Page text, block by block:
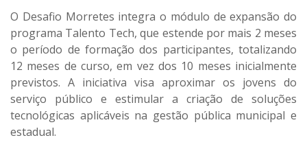
O Desafio Morretes integra o módulo de expansão do
programa Talento Tech, que estende por mais 2 meses
o período de formação dos participantes, totalizando
12 meses de curso, em vez dos 10 meses inicialmente
previstos. A iniciativa visa aproximar os jovens do
serviço público e estimular a criação de soluções
tecnológicas aplicáveis na gestão pública municipal e
estadual.